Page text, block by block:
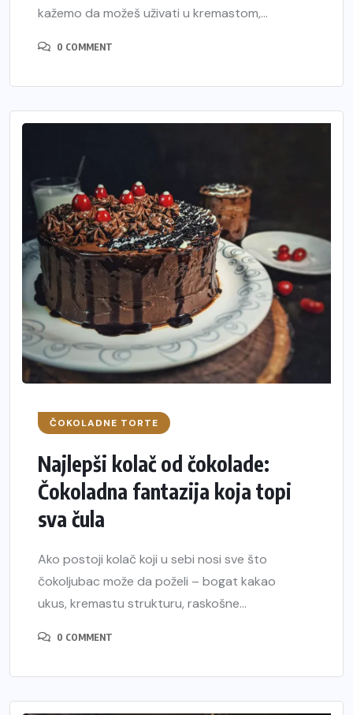
kažemo da možeš uživati u kremastom,...
0 COMMENT
ČOKOLADNE TORTE
Najlepši kolač od čokolade:
Čokoladna fantazija koja topi
sva čula
Ako postoji kolač koji u sebi nosi sve što
čokoljubac može da poželi – bogat kakao
ukus, kremastu strukturu, raskošne...
0 COMMENT